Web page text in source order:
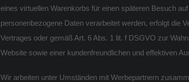
eines virtuellen Warenkorbs für einen späteren Besuch
personenbezogene Daten verarbeitet werden, erfolgt die
Vertrages oder gemäß Art. 6 Abs. 1 lit. f DSGVO zur
Website sowie einer kundenfreundlichen und effektiven
Wir arbeiten unter Umständen mit Werbepartnern